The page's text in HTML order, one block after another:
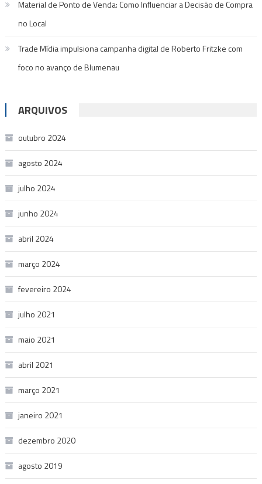
Material de Ponto de Venda: Como Influenciar a Decisão de Compra
no Local
Trade Mídia impulsiona campanha digital de Roberto Fritzke com
foco no avanço de Blumenau
ARQUIVOS
outubro 2024
agosto 2024
julho 2024
junho 2024
abril 2024
março 2024
fevereiro 2024
julho 2021
maio 2021
abril 2021
março 2021
janeiro 2021
dezembro 2020
agosto 2019